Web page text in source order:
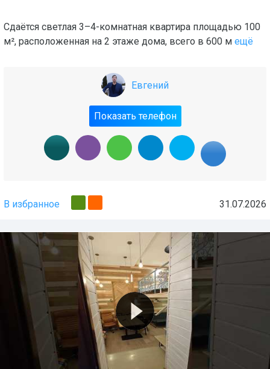
Сдаётся светлая 3–4-комнатная квартира площадью 100
м², расположенная на 2 этаже дома, всего в 600 м ещё
Евгений
Показать телефон
В избранное 31.07.2026